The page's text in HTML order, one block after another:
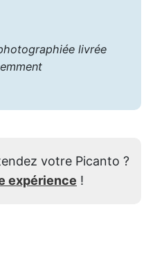
livrée
votre Picanto ?
expérience !